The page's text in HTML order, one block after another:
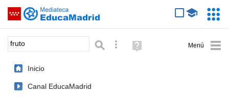
Saltar navegación
Palabra o frase: Búsqueda avanzada
Ayuda
(en
Inicio
Canal EducaMadrid